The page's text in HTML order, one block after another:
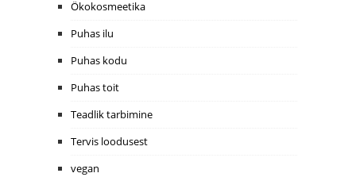
Ökokosmeetika
Puhas ilu
Puhas kodu
Puhas toit
Teadlik tarbimine
Tervis loodusest
vegan